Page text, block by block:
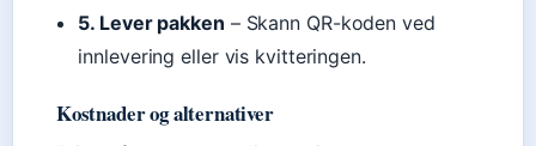
5. Lever pakken – Skann QR-koden ved
innlevering eller vis kvitteringen.
Kostnader og alternativer